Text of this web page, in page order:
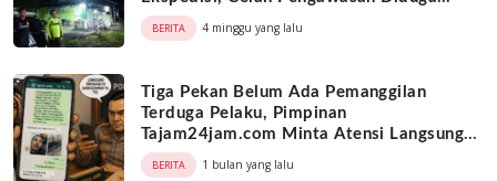
Dimanfaatkan Oknum
BERITA 4 minggu yang lalu
Tiga Pekan Belum Ada Pemanggilan
Terduga Pelaku, Pimpinan
Tajam24jam.com Minta Atensi Langsung
Kapolda Jambi
BERITA 1 bulan yang lalu